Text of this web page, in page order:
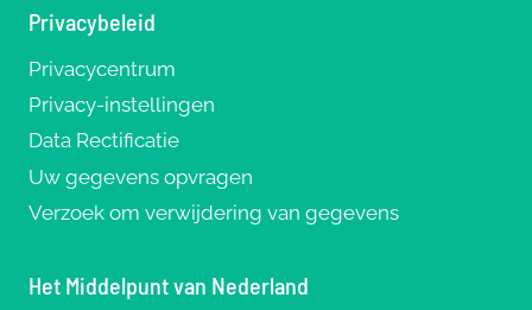
Privacybeleid
Privacycentrum
Privacy-instellingen
Data Rectificatie
Uw gegevens opvragen
Verzoek om verwijdering van gegevens
Het Middelpunt van Nederland